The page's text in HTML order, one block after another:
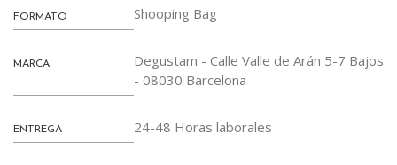
FORMATO Shooping Bag
MARCA
Degustam - Calle Valle de Arán 5-7 Bajos
- 08030 Barcelona
ENTREGA 24-48 Horas laborales